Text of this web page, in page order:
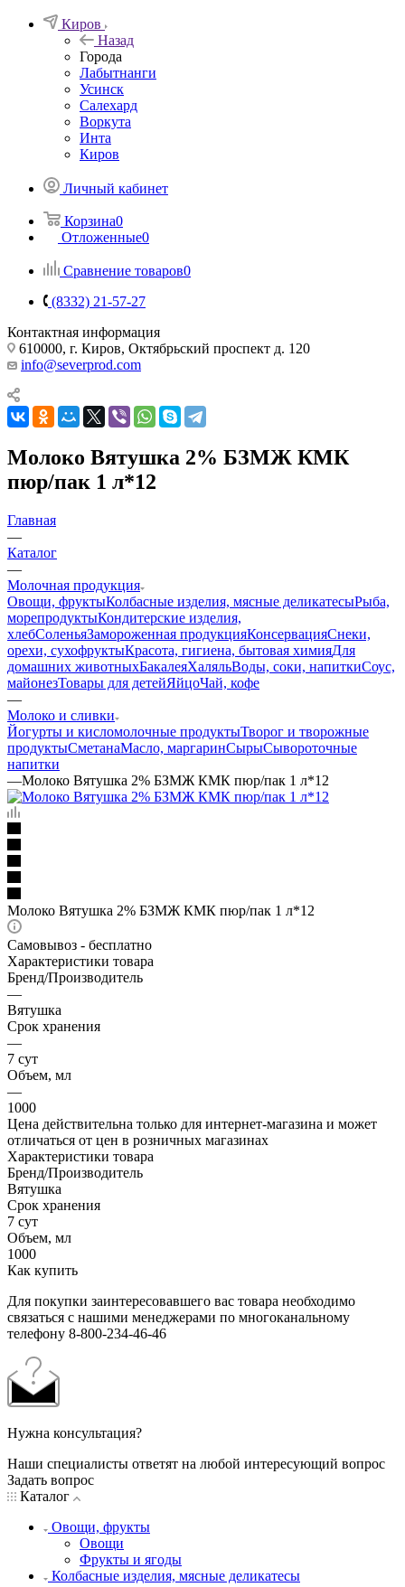
Киров
Назад
Города
Лабытнанги
Усинск
Салехард
Воркута
Инта
Киров
Личный кабинет
Корзина0
Отложенные0
Сравнение товаров0
(8332) 21-57-27
Контактная информация
610000, г. Киров, Октябрьский проспект д. 120
info@severprod.com
Молоко Вятушка 2% БЗМЖ КМК
пюр/пак 1 л*12
Главная
—
Каталог
—
Молочная продукция
Овощи, фруктыКолбасные изделия, мясные деликатесыРыба,
морепродуктыКондитерские изделия,
хлебСоленьяЗамороженная продукцияКонсервацияСнеки,
орехи, сухофруктыКрасота, гигиена, бытовая химияДля
домашних животныхБакалеяХаляльВоды, соки, напиткиСоус,
майонезТовары для детейЯйцоЧай, кофе
—
Молоко и сливки
Йогурты и кисломолочные продуктыТворог и творожные
продуктыСметанаМасло, маргаринСырыСывороточные
напитки
—Молоко Вятушка 2% БЗМЖ КМК пюр/пак 1 л*12
Молоко Вятушка 2% БЗМЖ КМК пюр/пак 1 л*12
Самовывоз - бесплатно
Характеристики товара
Бренд/Производитель
—
Вятушка
Срок хранения
—
7 сут
Объем, мл
—
1000
Цена действительна только для интернет-магазина и может
отличаться от цен в розничных магазинах
Характеристики товара
Бренд/Производитель
Вятушка
Срок хранения
7 сут
Объем, мл
1000
Как купить
Для покупки заинтересовавшего вас товара необходимо
связаться с нашими менеджерами по многоканальному
телефону 8-800-234-46-46
Нужна консультация?
Наши специалисты ответят на любой интересующий вопрос
Задать вопрос
Каталог
Овощи, фрукты
Овощи
Фрукты и ягоды
Колбасные изделия, мясные деликатесы